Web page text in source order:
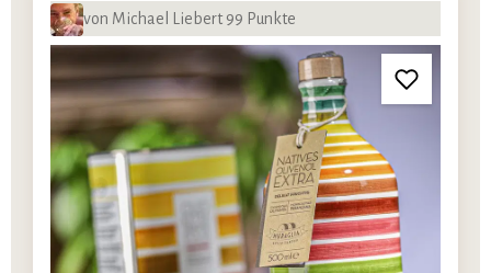
von Michael Liebert 99 Punkte